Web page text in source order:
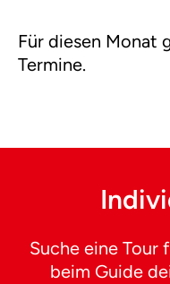
Für diesen Monat
Termine.
Suche eine Tour
beim Guide